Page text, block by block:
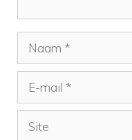
Naam
Site